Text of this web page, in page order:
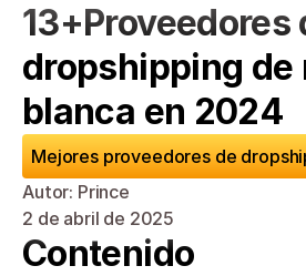
13+Proveedores
dropshipping de
blanca en 2024
Mejores proveedores de
Autor: Prince
2 de abril de 2025
Contenido